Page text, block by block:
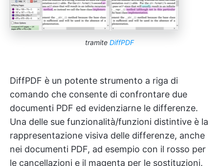
tramite DiffPDF
DiffPDF è un potente strumento a riga di
comando che consente di confrontare due
documenti PDF ed evidenziarne le differenze.
Una delle sue funzionalità/funzioni distintive è la
rappresentazione visiva delle differenze, anche
nei documenti PDF, ad esempio con il rosso per
le cancellazioni e il magenta per le sostituzioni.